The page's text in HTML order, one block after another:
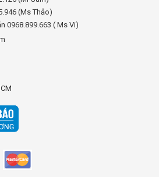
(Ms Thảo)
0968.899.663 ( Ms Vi)